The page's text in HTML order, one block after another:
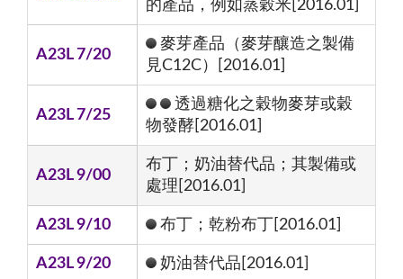
的產品，例如蒸穀米[2016.01]
A23L 7/20
麥芽產品（麥芽釀造之製備
見C12C）[2016.01]
A23L 7/25
透過糖化之穀物麥芽或穀
物發酵[2016.01]
A23L 9/00
布丁；奶油替代品；其製備或
處理[2016.01]
A23L 9/10 布丁；乾粉布丁[2016.01]
A23L 9/20 奶油替代品[2016.01]